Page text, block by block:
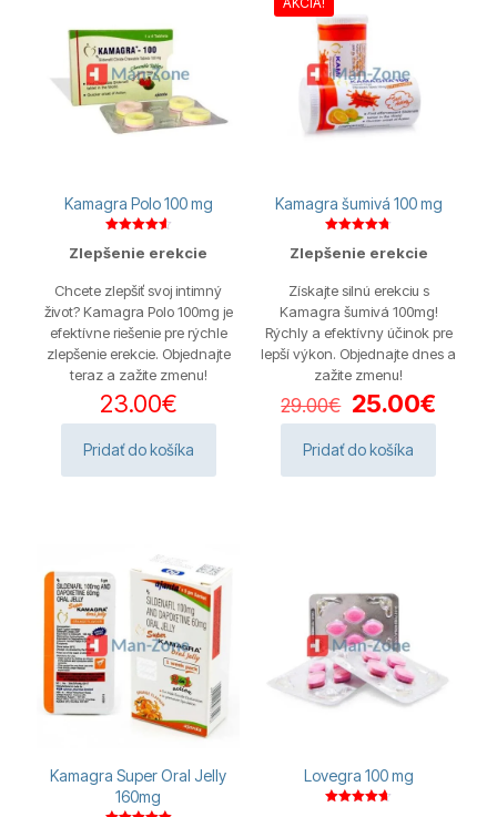
Kamagra Polo 100 mg
4.63
Zlepšenie erekcie
Chcete zlepšiť svoj intimný
život? Kamagra Polo 100mg je
efektívne riešenie pre rýchle
zlepšenie erekcie. Objednajte
teraz a zažite zmenu!
23.00€
Pridať do košíka
Kamagra šumivá 100 mg
4.75
Zlepšenie erekcie
Získajte silnú erekciu s
Kamagra šumivá 100mg!
Rýchly a efektívny účinok pre
lepší výkon. Objednajte dnes a
zažite zmenu!
29.00€ Pôvodná
cena
bola:
29.00€.
25.00€
cena
Pridať do košíka
Kamagra Super Oral Jelly
160mg
Lovegra 100 mg